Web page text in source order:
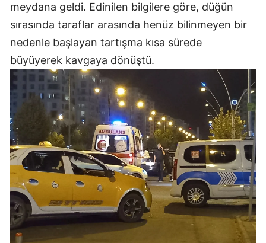
meydana geldi. Edinilen bilgilere göre, düğün
sırasında taraflar arasında henüz bilinmeyen bir
nedenle başlayan tartışma kısa sürede
büyüyerek kavgaya dönüştü.